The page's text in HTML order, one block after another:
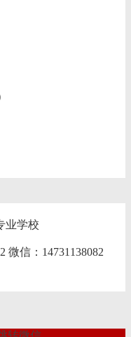
业学校
微信：14731138082